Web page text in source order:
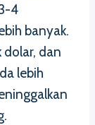
4
banyak.
dan
lebih